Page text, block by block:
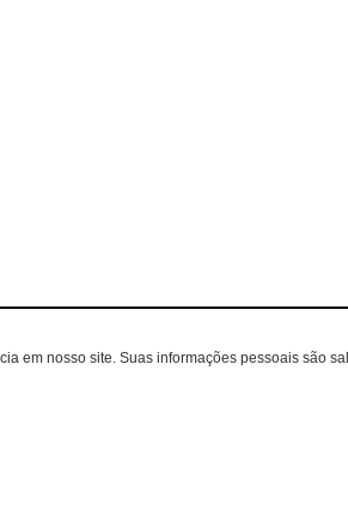
em nosso site. Suas informações pessoais são